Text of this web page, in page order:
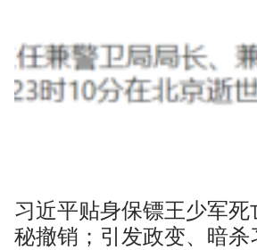
习近平贴身保镖王少军
秘撤销；引发政变、暗杀